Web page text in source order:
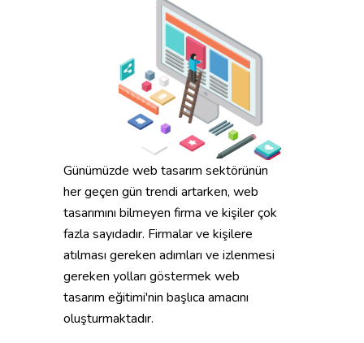
Günümüzde web tasarım sektörünün
her geçen gün trendi artarken, web
tasarımını bilmeyen firma ve kişiler çok
fazla sayıdadır. Firmalar ve kişilere
atılması gereken adımları ve izlenmesi
gereken yolları göstermek web
tasarım eğitimi'nin başlıca amacını
oluşturmaktadır.